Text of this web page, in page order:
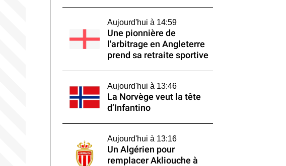
Aujourd'hui à 14:59
Une pionnière de
l'arbitrage en Angleterre
prend sa retraite sportive
Aujourd'hui à 13:46
La Norvège veut la tête
d’Infantino
Aujourd'hui à 13:16
Un Algérien pour
remplacer Akliouche à